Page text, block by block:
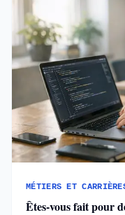
MÉTIERS ET
Êtes-vous fait pour